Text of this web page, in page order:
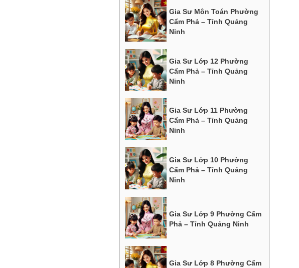
Gia Sư Môn Toán Phường
Cẩm Phả – Tỉnh Quảng
Ninh
Gia Sư Lớp 12 Phường
Cẩm Phả – Tỉnh Quảng
Ninh
Gia Sư Lớp 11 Phường
Cẩm Phả – Tỉnh Quảng
Ninh
Gia Sư Lớp 10 Phường
Cẩm Phả – Tỉnh Quảng
Ninh
Gia Sư Lớp 9 Phường Cẩm
Phả – Tỉnh Quảng Ninh
Gia Sư Lớp 8 Phường Cẩm